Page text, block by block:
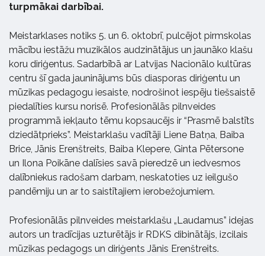
turpmākai darbībai.
Meistarklases notiks 5. un 6. oktobrī, pulcējot pirmskolas
mācību iestāžu muzikālos audzinātājus un jaunāko klašu
koru diriģentus. Sadarbībā ar Latvijas Nacionālo kultūras
centru šī gada jauninājums būs diasporas diriģentu un
mūzikas pedagogu iesaiste, nodrošinot iespēju tiešsaistē
piedalīties kursu norisē. Profesionālās pilnveides
programmā iekļauto tēmu kopsaucējs ir “Prasmē balstīts
dziedātprieks”. Meistarklašu vadītāji Liene Batņa, Baiba
Brice, Jānis Erenštreits, Baiba Klepere, Ginta Pētersone
un Ilona Poikāne dalīsies savā pieredzē un iedvesmos
dalībniekus radošam darbam, neskatoties uz ieilgušo
pandēmiju un ar to saistītajiem ierobežojumiem.
Profesionālās pilnveides meistarklašu „Laudamus” idejas
autors un tradīcijas uzturētājs ir RDKS dibinātājs, izcilais
mūzikas pedagogs un diriģents Jānis Erenštreits.